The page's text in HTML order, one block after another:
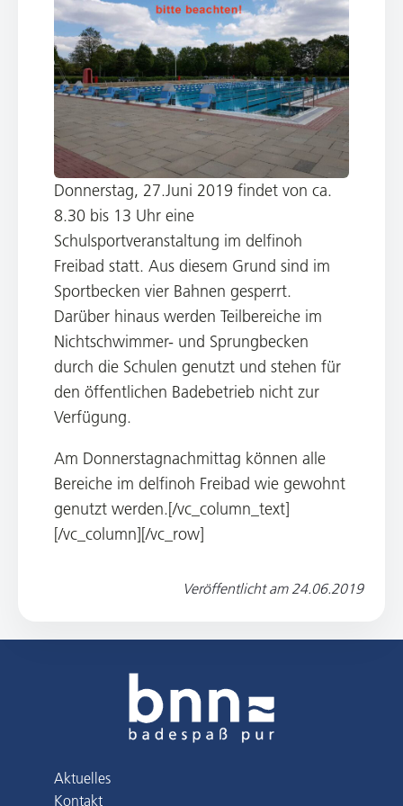
Donnerstag, 27.Juni 2019 findet von ca.
8.30 bis 13 Uhr eine
Schulsportveranstaltung im delfinoh
Freibad statt. Aus diesem Grund sind im
Sportbecken vier Bahnen gesperrt.
Darüber hinaus werden Teilbereiche im
Nichtschwimmer- und Sprungbecken
durch die Schulen genutzt und stehen für
den öffentlichen Badebetrieb nicht zur
Verfügung.
Am Donnerstagnachmittag können alle
Bereiche im delfinoh Freibad wie gewohnt
genutzt werden.[/vc_column_text]
[/vc_column][/vc_row]
Veröffentlicht am 24.06.2019
Aktuelles
Kontakt